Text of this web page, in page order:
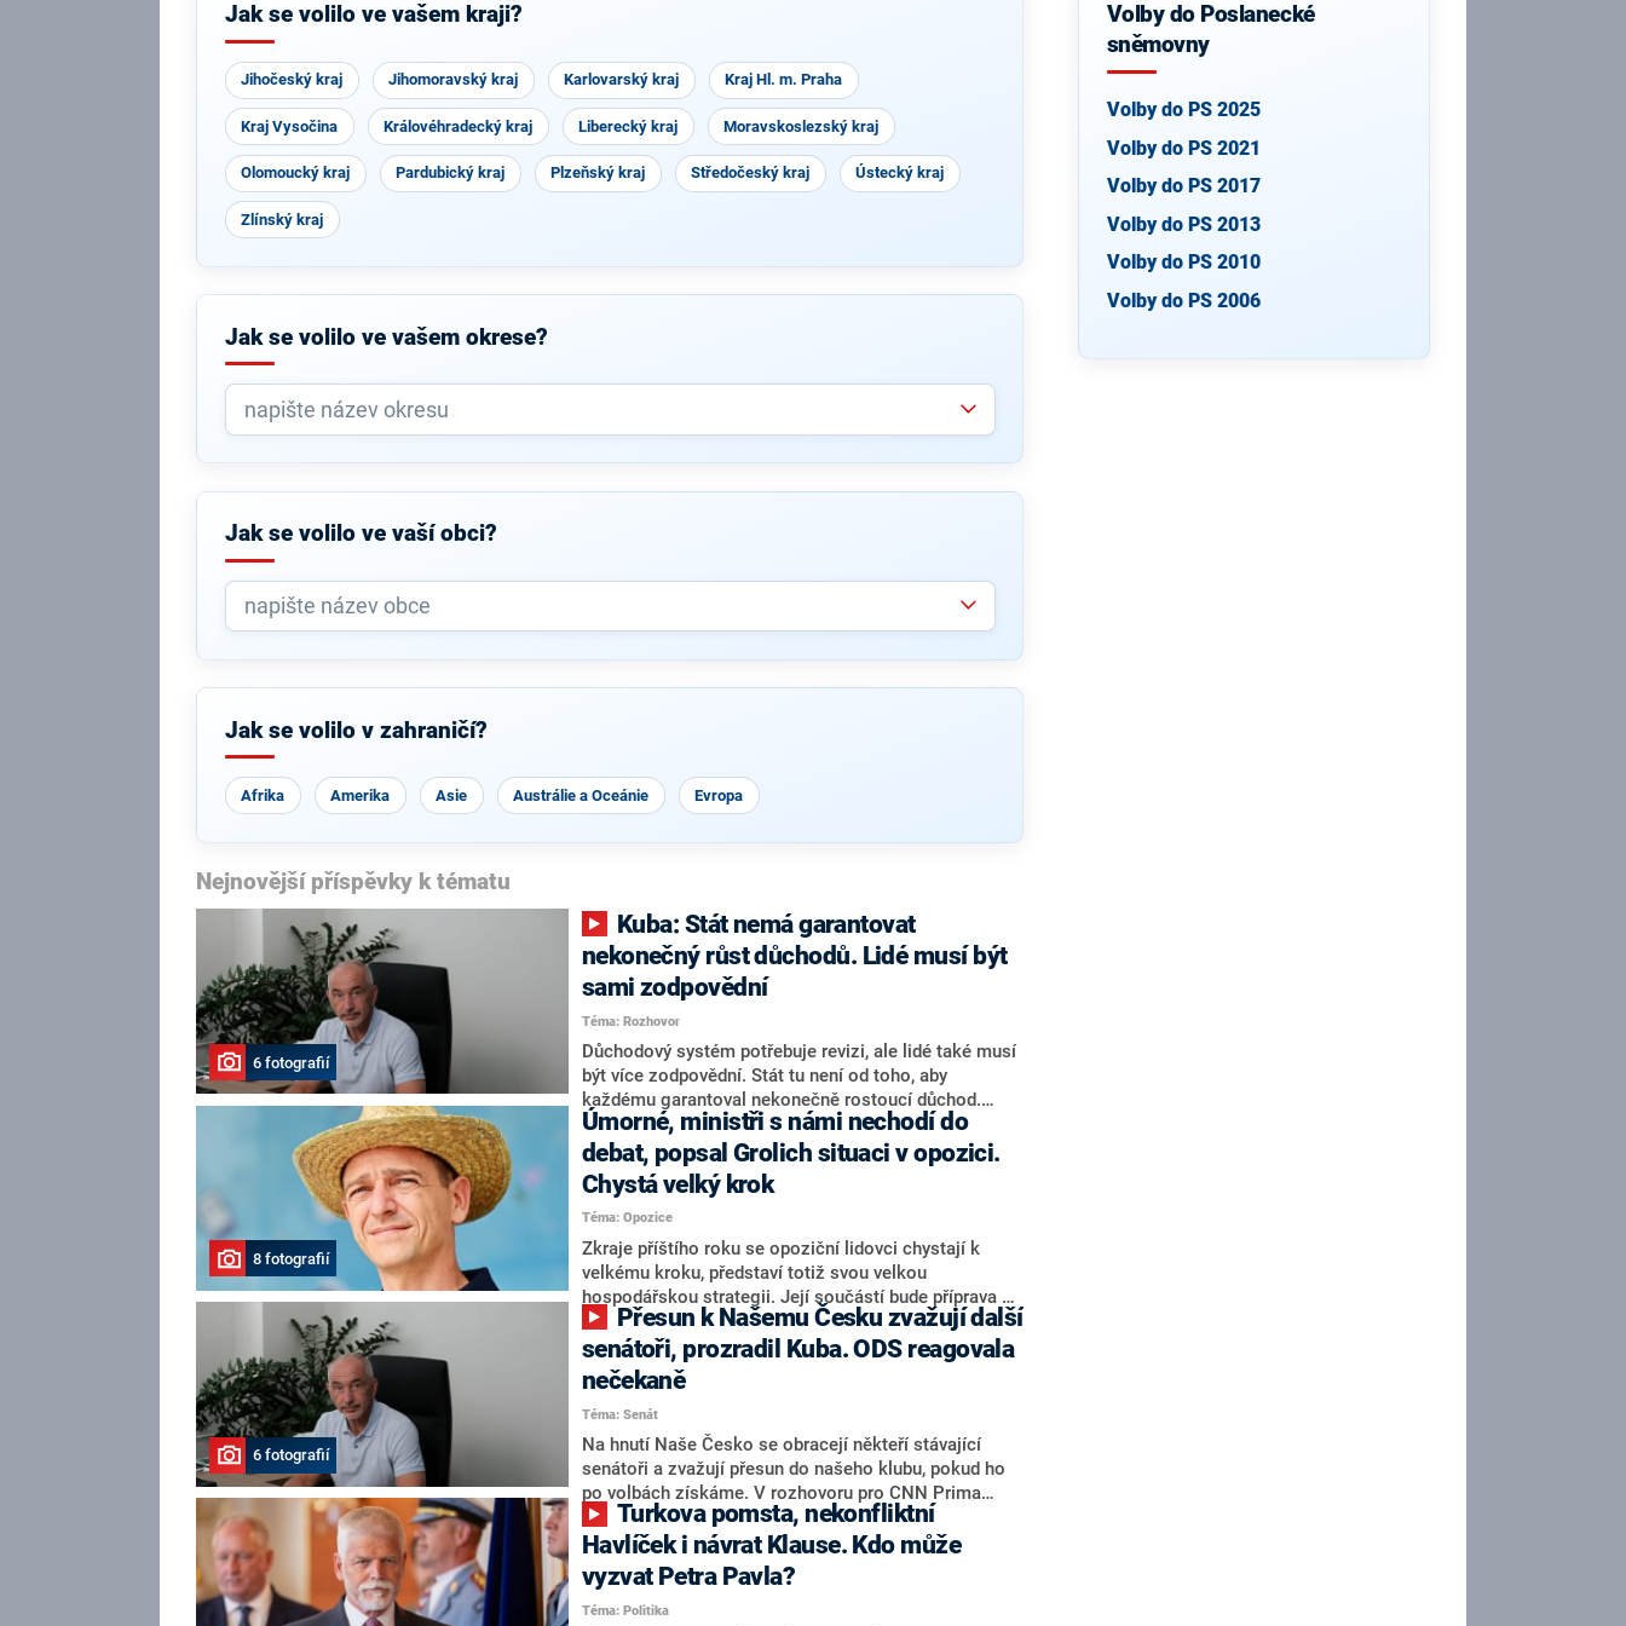
Jak se volilo ve vašem kraji?
Jihočeský kraj Jihomoravský kraj Karlovarský kraj Kraj Hl. m. Praha
Kraj Vysočina Královéhradecký kraj Liberecký kraj Moravskoslezský kraj
Olomoucký kraj Pardubický kraj Plzeňský kraj Středočeský kraj Ústecký kraj
Zlínský kraj
Jak se volilo ve vašem okrese?
Jak se volilo ve vaší obci?
Jak se volilo v zahraničí?
Afrika Amerika Asie Austrálie a Oceánie Evropa
Nejnovější příspěvky k tématu
6 fotografií
nekonečný růst důchodů. Lidé musí být
sami zodpovědní
Téma: Rozhovor
Důchodový systém potřebuje revizi, ale lidé také musí
být více zodpovědní. Stát tu není od toho, aby
každému garantoval nekonečně rostoucí důchod.
Chybí tu nový systém a my ho představíme,řekl
hejtman Jihočeského kraje a předseda hnutí Naše
Česko Martin Kuba v rozhovoru pro CNN Prima NEWS.
V čele státu pak podle něj nemůže být člověk, který by
střetem zájmů omezoval čerpání financí a rozvoj,
dodal. Řešení u Andreje Babiše ale hodnotit nechtěl.
8 fotografií
Úmorné, ministři s námi nechodí do
debat, popsal Grolich situaci v opozici.
Chystá velký krok
Téma: Opozice
Zkraje příštího roku se opoziční lidovci chystají k
velkému kroku, představí totiž svou velkou
hospodářskou strategii. Její součástí bude příprava na
stárnutí populace, řekl ve středu na setkání s novináři
nový předseda lidovců Jan Grolich. Ten zároveň v
senátních volbách kandiduje ve Vyškově. Popsal i
aktivitu opozice, o níž vládní strany nebo političtí
komentátoři mluví jako o slabé a v defenzivě. „Je to
úmorná práce upozorňovat na chyby vlády. Ministři s
námi navíc nechodí do debat. Chceme ale ukazovat
svoje témata,“ odpověděl Grolich na dotaz CNN Prima
NEWS.
6 fotografií
senátoři, prozradil Kuba. ODS reagovala
nečekaně
Téma: Senát
Na hnutí Naše Česko se obracejí někteří stávající
senátoři a zvažují přesun do našeho klubu, pokud ho
po volbách získáme. V rozhovoru pro CNN Prima
NEWS to řekl zakladatel hnutí a jihočeský hejtman
Martin Kuba. Konkrétní nebyl, ale získat by takto mohl
například senátora Zdeňka Hrabu, který je dnes
součástí klubu ODS a TOP 09. Hraba to na dotaz
redakce nevyloučil. Předseda klubu senátorů ODS
Havlíček i návrat Klause. Kdo může
vyzvat Petra Pavla?
Téma: Politika
Volby do Poslanecké
sněmovny
Volby do PS 2025
Volby do PS 2021
Volby do PS 2017
Volby do PS 2013
Volby do PS 2010
Volby do PS 2006